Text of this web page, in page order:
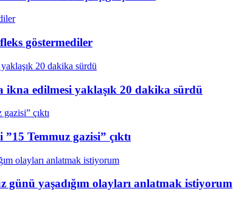
göstermediler
ikna edilmesi yaklaşık 20 dakika sürdü
Temmuz gazisi” çıktı
günü yaşadığım olayları anlatmak istiyorum